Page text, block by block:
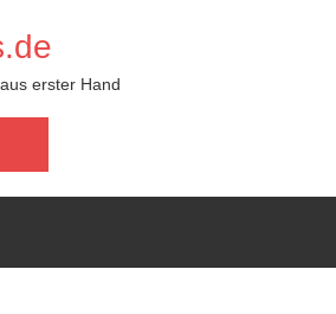
erster Hand